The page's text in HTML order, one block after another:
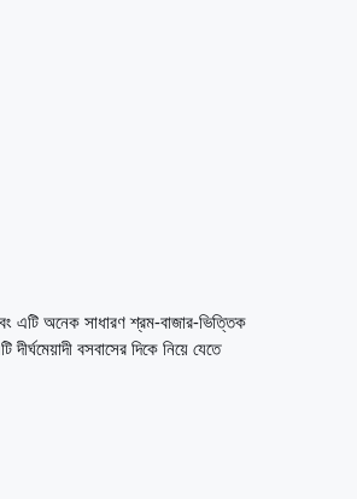
এটি অনেক সাধারণ শ্রম-বাজার-ভিত্তিক
বসবাসের দিকে নিয়ে যেতে